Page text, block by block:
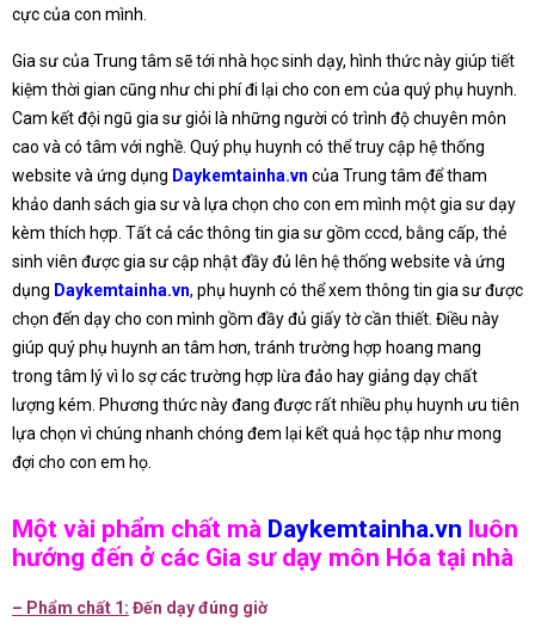
cực của con mình.
Gia sư của Trung tâm sẽ tới nhà học sinh dạy, hình thức này giúp tiết
kiệm thời gian cũng như chi phí đi lại cho con em của quý phụ huynh.
Cam kết đội ngũ gia sư giỏi là những người có trình độ chuyên môn
cao và có tâm với nghề. Quý phụ huynh có thể truy cập hệ thống
website và ứng dụng Daykemtainha.vn của Trung tâm để tham
khảo danh sách gia sư và lựa chọn cho con em mình một gia sư dạy
kèm thích hợp. Tất cả các thông tin gia sư gồm cccd, bằng cấp, thẻ
sinh viên được gia sư cập nhật đầy đủ lên hệ thống website và ứng
dụng Daykemtainha.vn, phụ huynh có thể xem thông tin gia sư được
chọn đến dạy cho con mình gồm đầy đủ giấy tờ cần thiết. Điều này
giúp quý phụ huynh an tâm hơn, tránh trường hợp hoang mang
trong tâm lý vì lo sợ các trường hợp lừa đảo hay giảng dạy chất
lượng kém. Phương thức này đang được rất nhiều phụ huynh ưu tiên
lựa chọn vì chúng nhanh chóng đem lại kết quả học tập như mong
đợi cho con em họ.
Một vài phẩm chất mà Daykemtainha.vn luôn
hướng đến ở các Gia sư dạy môn Hóa tại nhà
– Phẩm chất 1: Đến dạy đúng giờ